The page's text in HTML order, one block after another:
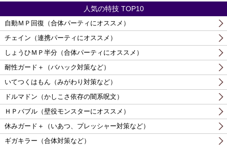
人気の特技 TOP10
自動ＭＰ回復（合体パーティにオススメ）
チェイン（連携パーティにオススメ）
しょうひＭＰ半分（合体パーティにオススメ）
耐性ガード＋（バハック対策など）
いてつくはもん（みがわり対策など）
ドルマドン（かしこさ依存の闇系呪文）
ＨＰバブル（壁役モンスターにオススメ）
休みガード＋（いあつ、プレッシャー対策など）
ギガキラー（合体対策など）